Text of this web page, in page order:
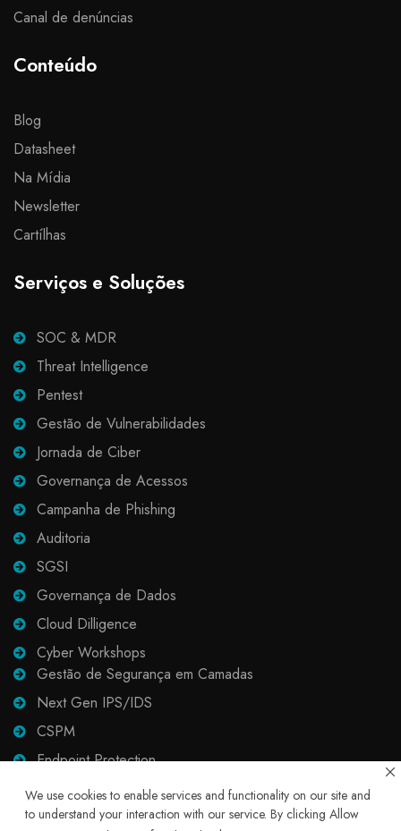
We use cookies to enable services and functionality on our site and
to understand your interaction with our service. By clicking Allow
Canal de denúncias
Conteúdo
Blog
Datasheet
Na Mídia
Newsletter
Cartílhas
Serviços e Soluções
SOC & MDR
Threat Intelligence
Pentest
Gestão de Vulnerabilidades
Jornada de Ciber
Governança de Acessos
Campanha de Phishing
Auditoria
SGSI
Governança de Dados
Cloud Dilligence
Cyber Workshops
Gestão de Segurança em Camadas
Next Gen IPS/IDS
CSPM
Endpoint Protection
Email Protection
Proxy